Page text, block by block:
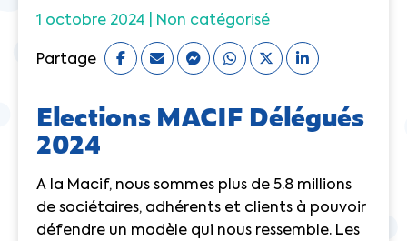
1 octobre 2024 | Non catégorisé
Partage
Elections MACIF Délégués
2024
A la Macif, nous sommes plus de 5.8 millions
de sociétaires, adhérents et clients à pouvoir
défendre un modèle qui nous ressemble. Les